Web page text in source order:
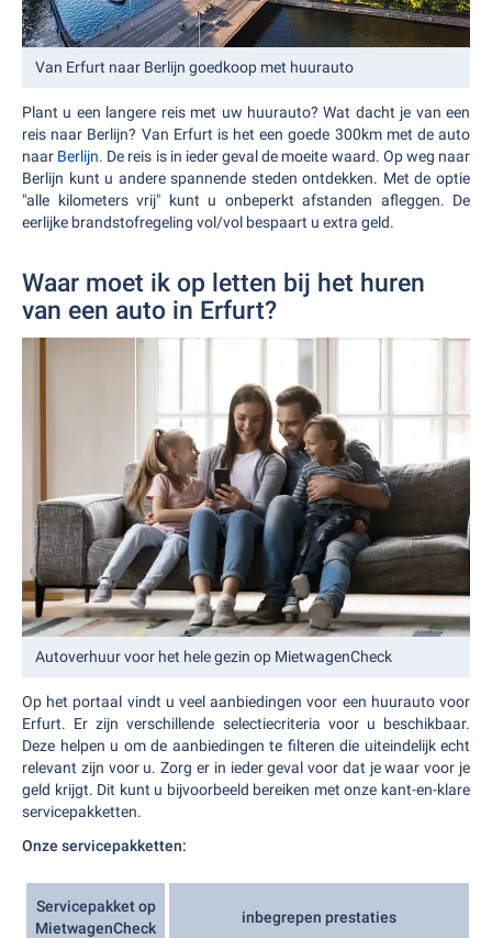
Van Erfurt naar Berlijn goedkoop met huurauto
Plant u een langere reis met uw huurauto? Wat dacht je van een
reis naar Berlijn? Van Erfurt is het een goede 300km met de auto
naar Berlijn. De reis is in ieder geval de moeite waard. Op weg naar
Berlijn kunt u andere spannende steden ontdekken. Met de optie
"alle kilometers vrij" kunt u onbeperkt afstanden afleggen. De
eerlijke brandstofregeling vol/vol bespaart u extra geld.
Waar moet ik op letten bij het huren
van een auto in Erfurt?
Autoverhuur voor het hele gezin op MietwagenCheck
Op het portaal vindt u veel aanbiedingen voor een huurauto voor
Erfurt. Er zijn verschillende selectiecriteria voor u beschikbaar.
Deze helpen u om de aanbiedingen te filteren die uiteindelijk echt
relevant zijn voor u. Zorg er in ieder geval voor dat je waar voor je
geld krijgt. Dit kunt u bijvoorbeeld bereiken met onze kant-en-klare
servicepakketten.
Onze servicepakketten:
Servicepakket op
MietwagenCheck
inbegrepen prestaties